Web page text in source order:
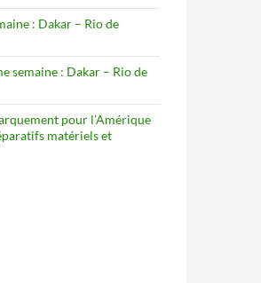
: Dakar – Rio de
semaine : Dakar – Rio de
pour l’Amérique
matériels et